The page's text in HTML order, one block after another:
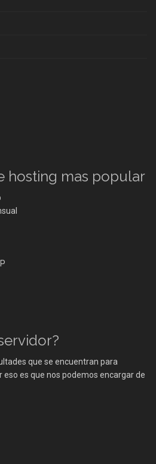
hosting mas popular
que se encuentran para
eso es que nos podemos encargar de